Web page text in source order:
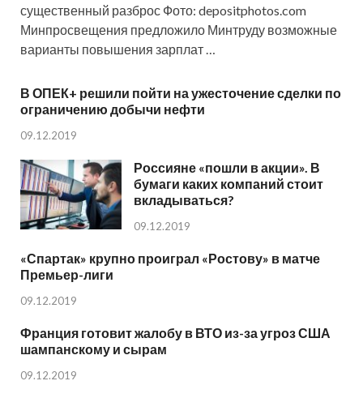
существенный разброс Фото: depositphotos.com
Минпросвещения предложило Минтруду возможные
варианты повышения зарплат …
В ОПЕК+ решили пойти на ужесточение сделки по
ограничению добычи нефти
09.12.2019
Россияне «пошли в акции». В
бумаги каких компаний стоит
вкладываться?
09.12.2019
«Спартак» крупно проиграл «Ростову» в матче
Премьер-лиги
09.12.2019
Франция готовит жалобу в ВТО из-за угроз США
шампанскому и сырам
09.12.2019